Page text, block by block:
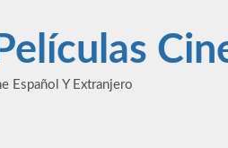
Español Y Extranjero